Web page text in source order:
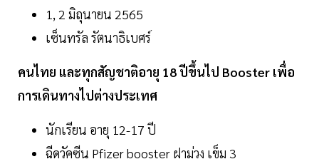
1, 2 มิถุนายน 2565
เซ็นทรัล รัตนาธิเบศร์
คนไทย และทุกสัญชาติอายุ 18 ปีขึ้นไป Booster เพื่อ
การเดินทางไปต่างประเทศ
นักเรียน อายุ 12-17 ปี
ฉีดวัคซีน Pfizer booster ฝาม่วง เข็ม 3